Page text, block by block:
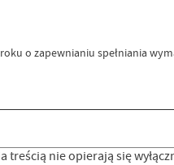
o zapewnianiu spełniania
nie opierają się